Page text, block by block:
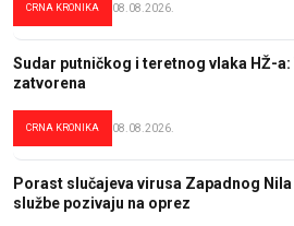
CRNA KRONIKA 08.08.2026.
Sudar putničkog i teretnog vlaka HŽ-
zatvorena
CRNA KRONIKA 08.08.2026.
Porast slučajeva virusa Zapadnog
službe pozivaju na oprez